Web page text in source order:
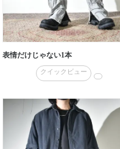
表情だけじゃない1本
クイックビュー